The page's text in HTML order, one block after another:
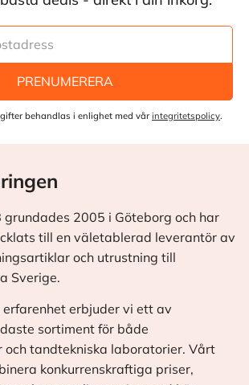
PRENUMERERA
behandlas i enlighet med vår integritetspolicy.
grundades 2005 i Göteborg och har
till en väletablerad leverantör av
och utrustning till
Sverige.
erbjuder vi ett av
sortiment för både
och tandtekniska laboratorier. Vårt
konkurrenskraftiga priser,